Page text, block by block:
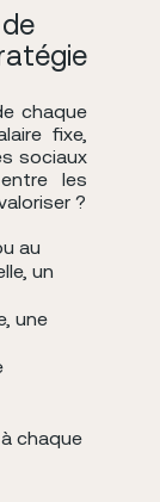
chaque
fixe,
sociaux
les
?
au
un
une
chaque